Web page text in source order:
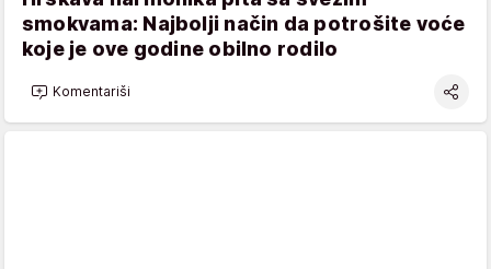
smokvama: Najbolji način da potrošite voće
koje je ove godine obilno rodilo
Komentariši